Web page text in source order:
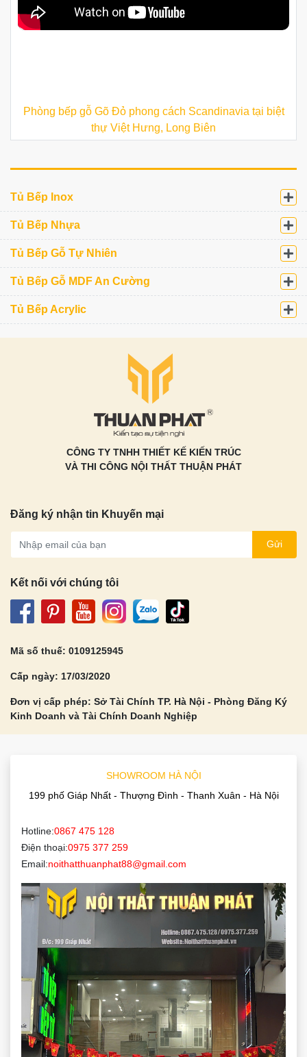
Phòng bếp gỗ Gõ Đỏ phong cách Scandinavia tại biệt
thự Việt Hưng, Long Biên
Tủ Bếp Inox
Tủ Bếp Nhựa
Tủ Bếp Gỗ Tự Nhiên
Tủ Bếp Gỗ MDF An Cường
Tủ Bếp Acrylic
CÔNG TY TNHH THIẾT KẾ KIẾN TRÚC
VÀ THI CÔNG NỘI THẤT THUẬN PHÁT
Đăng ký nhận tin Khuyến mại
Gửi
Kết nối với chúng tôi
Mã số thuế: 0109125945
Cấp ngày: 17/03/2020
Đơn vị cấp phép: Sở Tài Chính TP. Hà Nội - Phòng Đăng Ký
Kinh Doanh và Tài Chính Doanh Nghiệp
SHOWROOM HÀ NỘI
199 phố Giáp Nhất - Thượng Đình - Thanh Xuân - Hà Nội
Hotline:0867 475 128
Điện thoại:0975 377 259
Email:noithatthuanphat88@gmail.com